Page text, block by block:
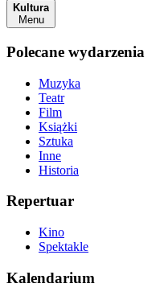
Kultura
Menu
Polecane wydarzenia
Muzyka
Teatr
Film
Książki
Sztuka
Inne
Historia
Repertuar
Kino
Spektakle
Kalendarium